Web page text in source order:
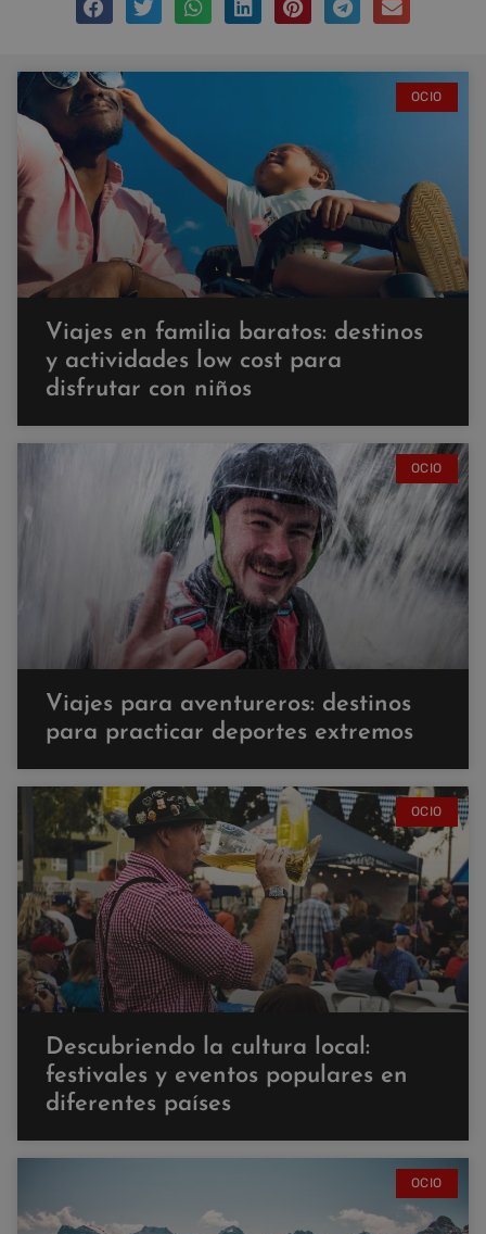
OCIO
Viajes en familia baratos: destinos
y actividades low cost para
disfrutar con niños
OCIO
Viajes para aventureros: destinos
para practicar deportes extremos
OCIO
Descubriendo la cultura local:
festivales y eventos populares en
diferentes países
OCIO